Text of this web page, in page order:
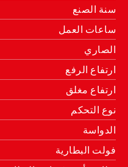
سنة الصنع
ساعات العمل
الصاري
ارتفاع الرفع
ارتفاع مغلق
نوع التحكم
الدواسة
فولت البطارية